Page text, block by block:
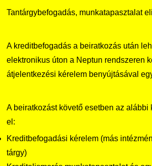
Tantárgybefogadás, munkatapasztalat
A kreditbefogadás a beiratkozás után
elektronikus úton a Neptun rendszeren
átjelentkezési kérelem benyújtásával
A beiratkozást követő esetben az alábbi
el:
Kreditbefogadási kérelem (más
tárgy)